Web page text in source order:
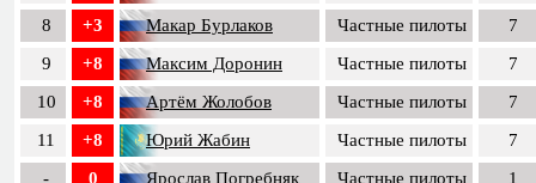
8
+3 Макар Бурлаков Частные пилоты
7
9
+8 Максим Доронин Частные пилоты
7
10
+8 Артём Жолобов Частные пилоты
7
11
+8 Юрий Жабин Частные пилоты
7
-
0 Ярослав Погребняк Частные пилоты 1